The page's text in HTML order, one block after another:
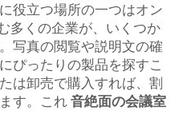
役立つ場所の一つはオン
多くの企業が、いくつか
写真の閲覧や説明文の確
ぴったりの製品を探すこ
は卸売で購入すれば、割
す。これ 音絶面の会議室